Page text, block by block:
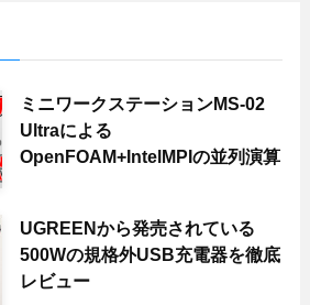
ミニワークステーションMS-02
Ultraによる
OpenFOAM+IntelMPIの並列演算
UGREENから発売されている
500Wの規格外USB充電器を徹底
レビュー